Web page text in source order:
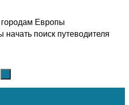
Европы
начать поиск путеводителя